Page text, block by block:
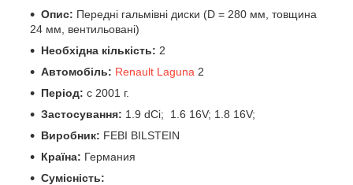
Опис: Передні гальмівні диски (D = 280 мм, товщина
24 мм, вентильовані)
Необхідна кількість: 2
Автомобіль: Renault Laguna 2
Період: c 2001 г.
Застосування: 1.9 dCi; 1.6 16V; 1.8 16V;
Виробник: FEBI BILSTEIN
Країна: Германия
Сумісність: